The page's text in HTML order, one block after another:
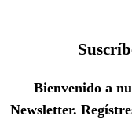
Bienvenido a
Newsletter.